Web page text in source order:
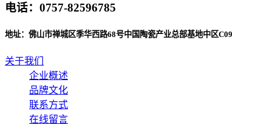
电话：0757-82596785
地址：佛山市禅城区季华西路68号中国陶瓷产业总部基地中区C09
关于我们
企业概述
品牌文化
联系方式
在线留言